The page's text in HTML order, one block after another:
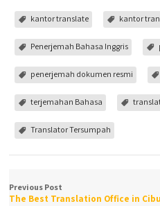
kantor translate kantor
Penerjemah Bahasa Inggris
penerjemah dokumen resmi
terjemahan Bahasa
Translator Tersumpah
Previous Post
The Best Translation Office in